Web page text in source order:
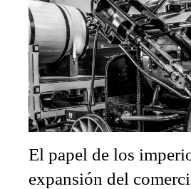
El papel de los
expansión del